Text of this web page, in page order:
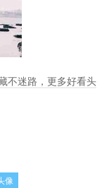
不迷路，更多好看头
像